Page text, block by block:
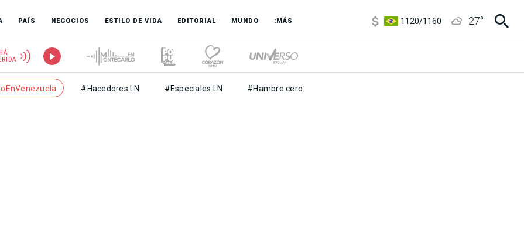
PAÍS NEGOCIOS ESTILO DE VIDA EDITORIAL MUNDO :MÁS
1120/1160
27°
#Hacedores LN #Especiales LN #Hambre cero